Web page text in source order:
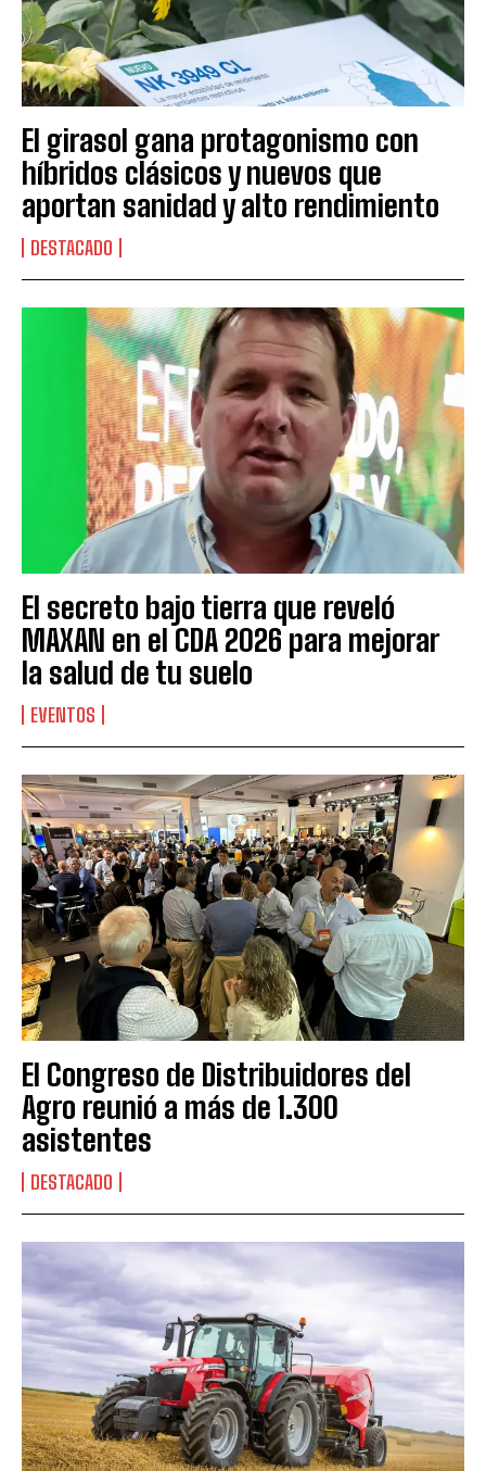
El girasol gana protagonismo con
híbridos clásicos y nuevos que
aportan sanidad y alto rendimiento
DESTACADO
El secreto bajo tierra que reveló
MAXAN en el CDA 2026 para mejorar
la salud de tu suelo
EVENTOS
El Congreso de Distribuidores del
Agro reunió a más de 1.300
asistentes
DESTACADO